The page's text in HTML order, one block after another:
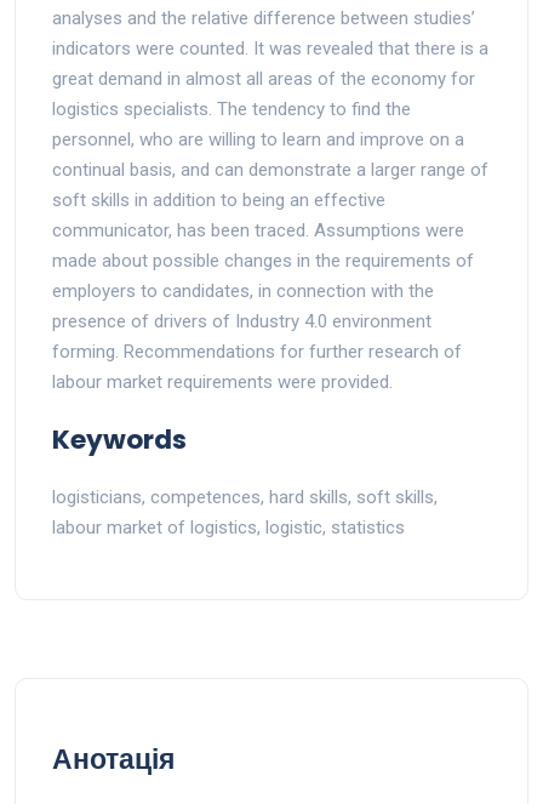
analyses and the relative difference between studies’
indicators were counted. It was revealed that there is a
great demand in almost all areas of the economy for
logistics specialists. The tendency to find the
personnel, who are willing to learn and improve on a
continual basis, and can demonstrate a larger range of
soft skills in addition to being an effective
communicator, has been traced. Assumptions were
made about possible changes in the requirements of
employers to candidates, in connection with the
presence of drivers of Industry 4.0 environment
forming. Recommendations for further research of
labour market requirements were provided.
Keywords
logisticians, competences, hard skills, soft skills,
labour market of logistics, logistic, statistics
Анотація